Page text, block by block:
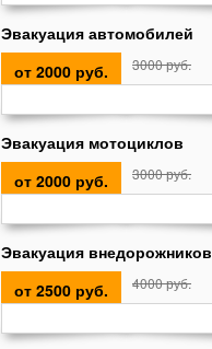
Эвакуация автомобилей
от 2000 руб.
3000 руб.
Эвакуация мотоциклов
от 2000 руб.
3000 руб.
Эвакуация внедорожников
от 2500 руб.
4000 руб.